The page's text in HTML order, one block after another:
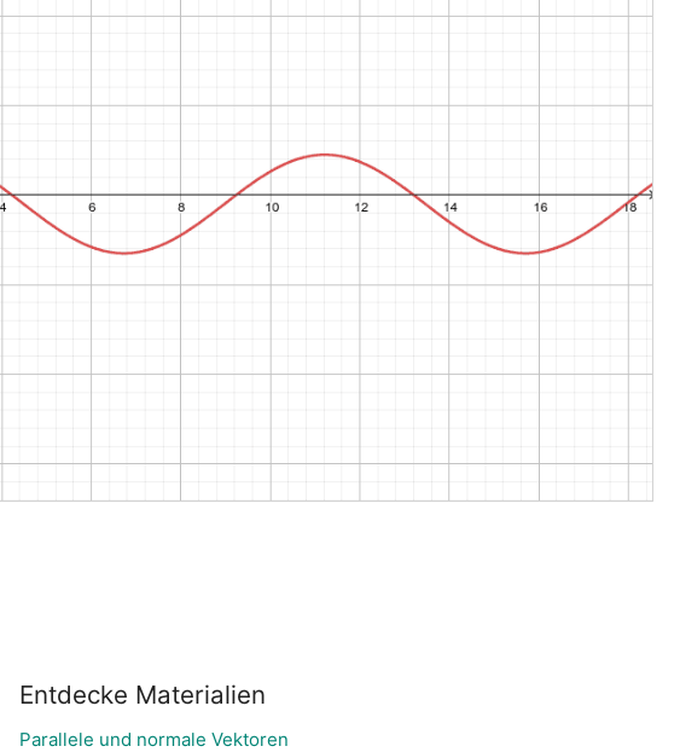
Entdecke Materialien
Parallele und normale Vektoren